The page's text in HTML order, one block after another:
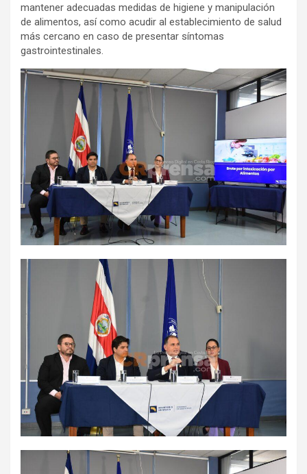
mantener adecuadas medidas de higiene y manipulación
de alimentos, así como acudir al establecimiento de salud
más cercano en caso de presentar síntomas
gastrointestinales.